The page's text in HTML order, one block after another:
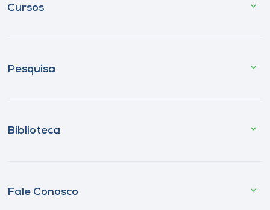
Cursos
Pesquisa
Biblioteca
Fale Conosco